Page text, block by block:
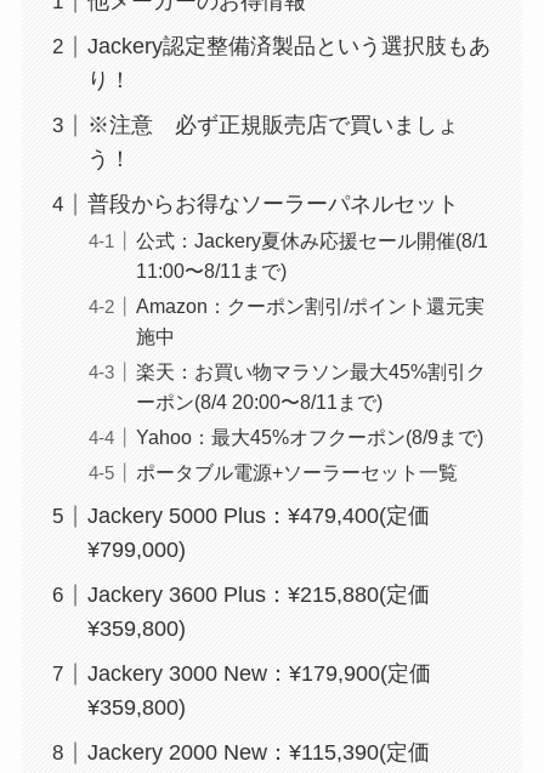
Jackery認定整備済製品という選択肢もあ
り！
※注意 必ず正規販売店で買いましょ
う！
普段からお得なソーラーパネルセット
公式：Jackery夏休み応援セール開催(8/1
11:00〜8/11まで)
Amazon：クーポン割引/ポイント還元実
施中
楽天：お買い物マラソン最大45%割引ク
ーポン(8/4 20:00〜8/11まで)
Yahoo：最大45%オフクーポン(8/9まで)
ポータブル電源+ソーラーセット一覧
Jackery 5000 Plus：¥479,400(定価
¥799,000)
Jackery 3600 Plus：¥215,880(定価
¥359,800)
Jackery 3000 New：¥179,900(定価
¥359,800)
Jackery 2000 New：¥115,390(定価